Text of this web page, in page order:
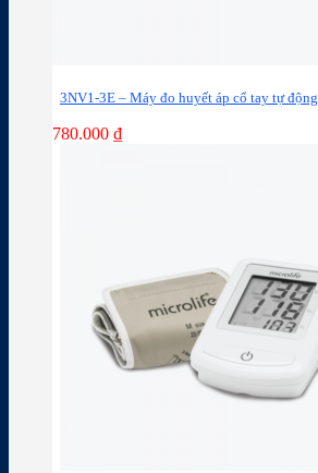
3NV1-3E – Máy đo huyết áp cổ tay tự động
780.000 ₫